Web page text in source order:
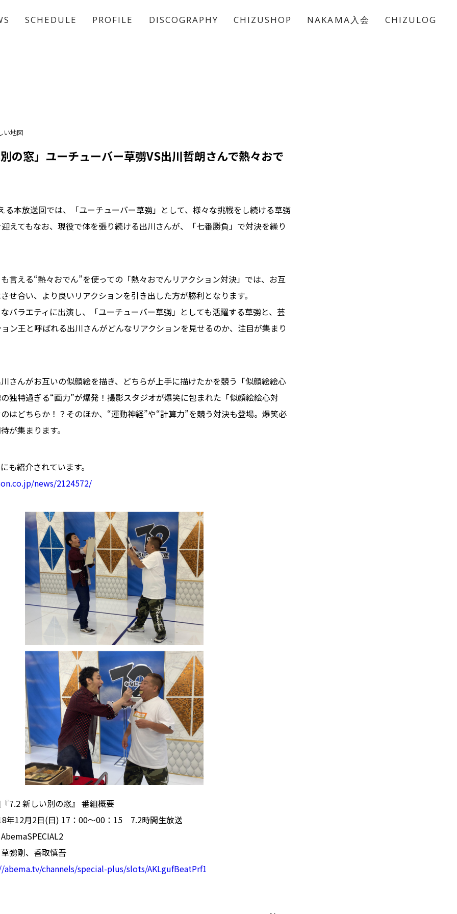
SCHEDULE PROFILE DISCOGRAPHY CHIZUSHOP NAKAMA入会 CHIZULOG
い地図
別の窓」ユーチューバー草彅VS出川哲朗さんで熱々おで
る本放送回では、「ユーチューバー草彅」として、様々な挑戦をし続ける草彅
えてもなお、現役で体を張り続ける出川さんが、「七番勝負」で対決を繰り
言える“熱々おでん”を使っての「熱々おでんリアクション対決」では、お互
せ合い、より良いリアクションを引き出した方が勝利となります。
バラエティに出演し、「ユーチューバー草彅」としても活躍する草彅と、芸
ン王と呼ばれる出川さんがどんなリアクションを見せるのか、注目が集まり
さんがお互いの似顔絵を描き、どちらが上手に描けたかを競う「似顔絵絵心
独特過ぎる“画力”が爆発！撮影スタジオが爆笑に包まれた「似顔絵絵心対
はどちらか！？そのほか、“運動神経”や“計算力”を競う対決も登場。爆笑必
が集まります。
も紹介されています。
news/2124572/
7.2 新しい別の窓』 番組概要
年12月2日(日) 17：00～00：15 7.2時間生放送
彅剛、香取慎吾
channels/special-plus/slots/AKLgufBeatPrf1